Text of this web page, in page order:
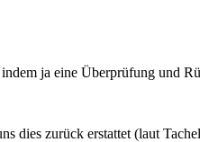
ja eine Überprüfung und
dies zurück erstattet (laut